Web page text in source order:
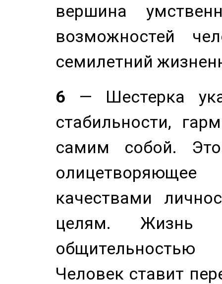
вершина
возможностей
семилетний
6 — Шестерка
стабильности,
самим собой.
качествами
целям. Жизнь
Человек ставит